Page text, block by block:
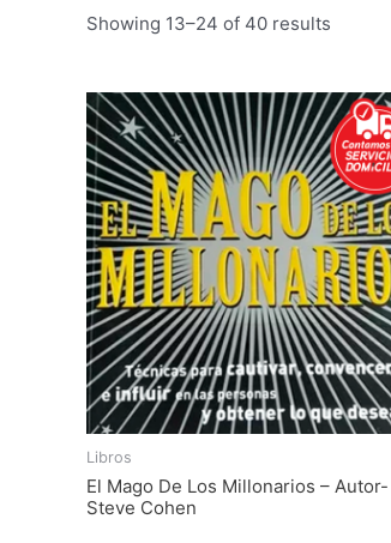
Showing 13–24 of 40 results
Libros
El Mago De Los Millonarios – Autor-
Steve Cohen